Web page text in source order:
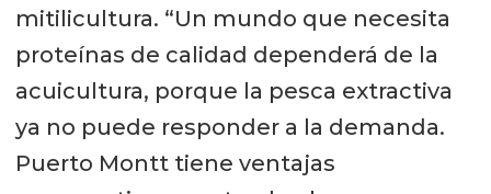
mitilicultura. “Un mundo que necesita
proteínas de calidad dependerá de la
acuicultura, porque la pesca extractiva
ya no puede responder a la demanda.
Puerto Montt tiene ventajas